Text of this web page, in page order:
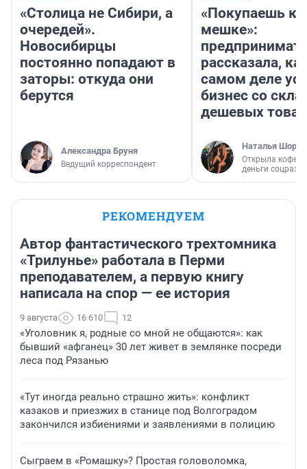
«Столица не Сибири, а
очередей».
Новосибирцы
постоянно попадают в
заторы: откуда они
берутся
Александра Бруня
Ведущий корреспондент
«Покупаешь
мешке»:
рассказала,
самом деле
бизнес со
дешевых
Наталья
Открыла
деньги
РЕКОМЕНДУЕМ
Автор фантастического трехтомника
«Трилунье» работала в Перми
преподавателем, а первую книгу
написала на спор — ее история
9 августа 16 610 12
«Уголовник я, родные со мной не общаются»: как
бывший «афганец» 30 лет живет в землянке посреди
леса под Рязанью
«Тут иногда реально страшно жить»: конфликт
казаков и приезжих в станице под Волгоградом
закончился избиениями и заявлениями в полицию
Сыграем в «Ромашку»? Простая головоломка,